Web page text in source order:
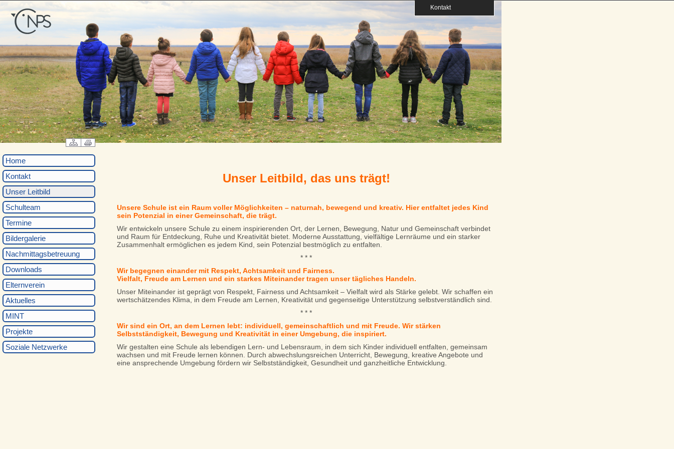
Kontakt
Home
Kontakt
Unser Leitbild
Schulteam
Termine
Bildergalerie
Nachmittagsbetreuung
Downloads
Elternverein
Aktuelles
MINT
Projekte
Soziale Netzwerke
Unser Leitbild, das uns trägt!
Unsere Schule ist ein Raum voller Möglichkeiten – naturnah, bewegend und kreativ. Hier entfaltet jedes Kind
sein Potenzial in einer Gemeinschaft, die trägt.
Wir entwickeln unsere Schule zu einem inspirierenden Ort, der Lernen, Bewegung, Natur und Gemeinschaft verbindet
und Raum für Entdeckung, Ruhe und Kreativität bietet. Moderne Ausstattung, vielfältige Lernräume und ein starker
Zusammenhalt ermöglichen es jedem Kind, sein Potenzial bestmöglich zu entfalten.
* * *
Wir begegnen einander mit Respekt, Achtsamkeit und Fairness.
Vielfalt, Freude am Lernen und ein starkes Miteinander tragen unser tägliches Handeln.
Unser Miteinander ist geprägt von Respekt, Fairness und Achtsamkeit – Vielfalt wird als Stärke gelebt. Wir schaffen ein
wertschätzendes Klima, in dem Freude am Lernen, Kreativität und gegenseitige Unterstützung selbstverständlich sind.
* * *
Wir sind ein Ort, an dem Lernen lebt: individuell, gemeinschaftlich und mit Freude. Wir stärken
Selbstständigkeit, Bewegung und Kreativität in einer Umgebung, die inspiriert.
Wir gestalten eine Schule als lebendigen Lern- und Lebensraum, in dem sich Kinder individuell entfalten, gemeinsam
wachsen und mit Freude lernen können. Durch abwechslungsreichen Unterricht, Bewegung, kreative Angebote und
eine ansprechende Umgebung fördern wir Selbstständigkeit, Gesundheit und ganzheitliche Entwicklung.